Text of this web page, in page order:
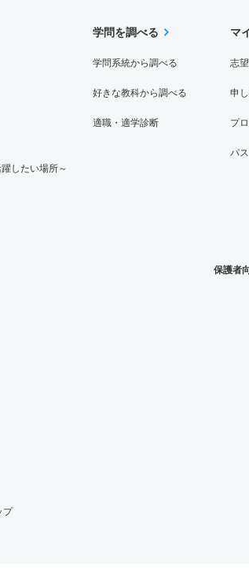
したい場所～
学問を調べる
学問系統から調べる
好きな教科から調べる
適職・適学診断
マ
志
申
プ
パ
保護者
プ